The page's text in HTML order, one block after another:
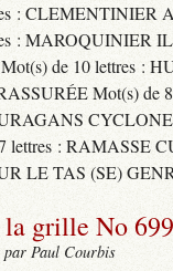
: CLEMENTINIER
: MAROQUINIER
de 10 lettres :
Mot(s)
lettres : RAMASSE
LE TAS (SE)
grille No
par Paul Courbis